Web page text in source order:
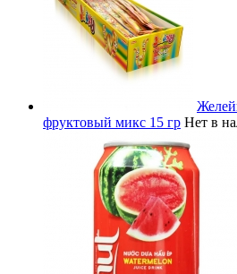
фруктовый микс 15 гр Нет в